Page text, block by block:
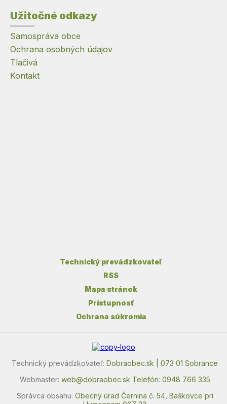
Užitočné odkazy
Samospráva obce
Ochrana osobných údajov
Tlačivá
Kontakt
Technický prevádzkovateľ
RSS
Mapa stránok
Prístupnosť
Ochrana súkromia
Technický prevádzkovateľ: Dobraobec.sk | 073 01 Sobrance
Webmaster: web@dobraobec.sk Telefón: 0948 766 335
Správca obsahu: Obecný úrad Černina č. 54, Baškovce pri